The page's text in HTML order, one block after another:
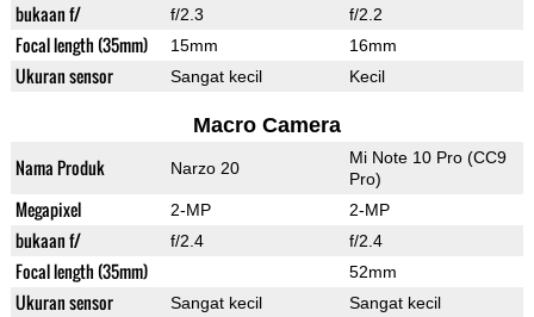
bukaan f/ f/2.3 f/2.2
Focal length (35mm) 15mm 16mm
Ukuran sensor Sangat kecil Kecil
Macro Camera
Nama Produk Narzo 20
Mi Note 10 Pro (CC9
Pro)
Megapixel 2-MP 2-MP
bukaan f/ f/2.4 f/2.4
Focal length (35mm) 52mm
Ukuran sensor Sangat kecil Sangat kecil